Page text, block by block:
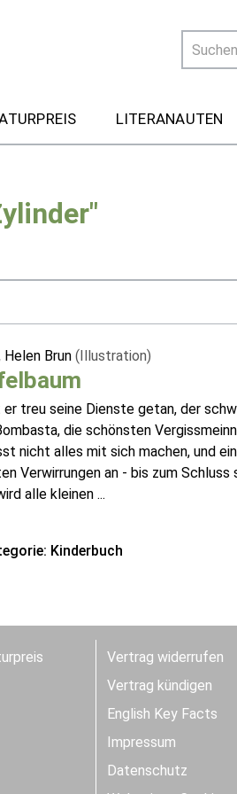
LITERANAUTEN
Helen Brun (Illustration)
treu seine Dienste getan, der
die schönsten
nicht alles mit sich machen, und
Verwirrungen an - bis zum
alle kleinen ...
Kinderbuch
Vertrag widerrufen
Vertrag kündigen
English Key Facts
Impressum
Datenschutz